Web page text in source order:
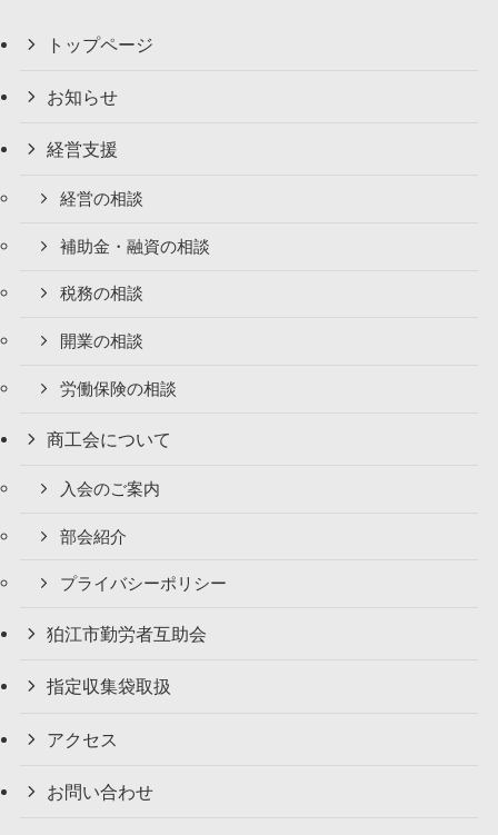
トップページ
お知らせ
経営支援
経営の相談
補助金・融資の相談
税務の相談
開業の相談
労働保険の相談
商工会について
入会のご案内
部会紹介
プライバシーポリシー
狛江市勤労者互助会
指定収集袋取扱
アクセス
お問い合わせ